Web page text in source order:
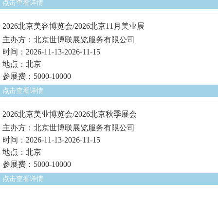
点击查看详情
2026北京美容博览会/2026北京11月美业展
主办方：北京世博联展览服务有限公司
时间：2026-11-13-2026-11-15
地点：北京
参展费：5000-10000
点击查看详情
2026北京美业博览会/2026北京秋季展会
主办方：北京世博联展览服务有限公司
时间：2026-11-13-2026-11-15
地点：北京
参展费：5000-10000
点击查看详情